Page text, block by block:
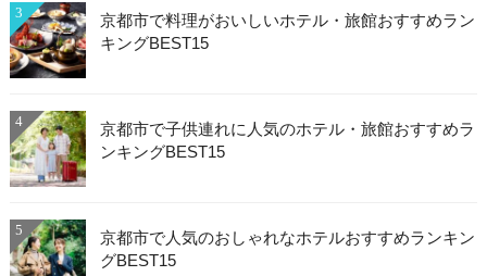
3
京都市で料理がおいしいホテル・旅館おすすめラン
キングBEST15
4
京都市で子供連れに人気のホテル・旅館おすすめラ
ンキングBEST15
5
京都市で人気のおしゃれなホテルおすすめランキン
グBEST15